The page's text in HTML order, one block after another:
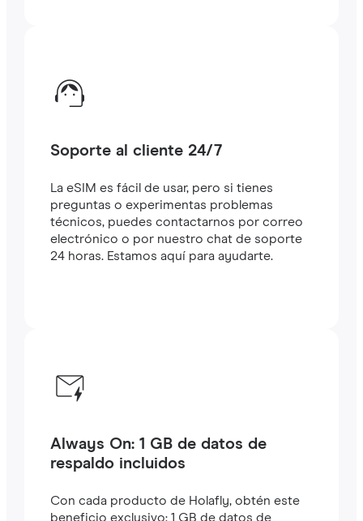
Soporte al cliente 24/7
La eSIM es fácil de usar, pero si tienes
preguntas o experimentas problemas
técnicos, puedes contactarnos por correo
electrónico o por nuestro chat de soporte
24 horas. Estamos aquí para ayudarte.
Always On: 1 GB de datos de
respaldo incluidos
Con cada producto de Holafly, obtén este
beneficio exclusivo: 1 GB de datos de